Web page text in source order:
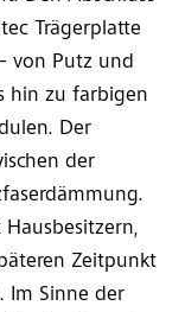
Trägerplatte
von Putz und
hin zu farbigen
Der
der
Zeitpunkt
Im Sinne der